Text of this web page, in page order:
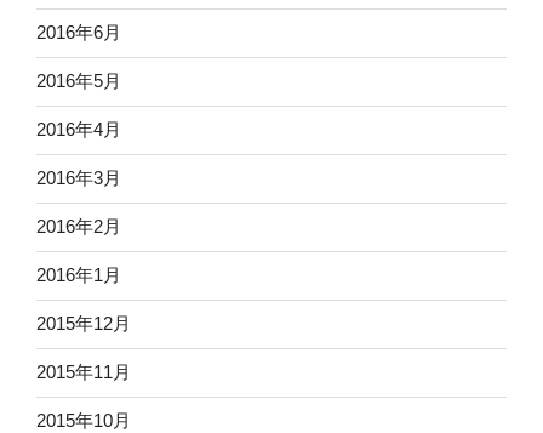
2016年6月
2016年5月
2016年4月
2016年3月
2016年2月
2016年1月
2015年12月
2015年11月
2015年10月